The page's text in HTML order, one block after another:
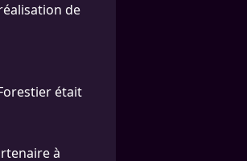
de
était
à